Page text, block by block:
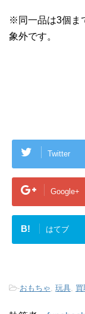
※同一品は3個ま
象外です。
Twitter
Google+
B! はてブ
-おもちゃ 玩具 買